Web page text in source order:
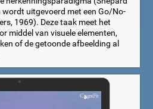
wordt uitgevoerd met een Go/No-
1969). Deze taak meet het
middel van visuele elementen,
of de getoonde afbeelding al